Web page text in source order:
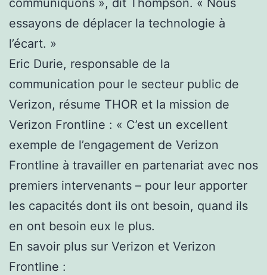
communiquons », dit Thompson. « Nous
essayons de déplacer la technologie à
l’écart. »
Eric Durie, responsable de la
communication pour le secteur public de
Verizon, résume THOR et la mission de
Verizon Frontline : « C’est un excellent
exemple de l’engagement de Verizon
Frontline à travailler en partenariat avec nos
premiers intervenants – pour leur apporter
les capacités dont ils ont besoin, quand ils
en ont besoin eux le plus.
En savoir plus sur Verizon et Verizon
Frontline :